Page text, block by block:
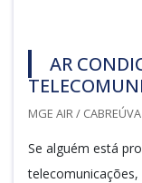
AR
MGE AIR /
Se alguém está